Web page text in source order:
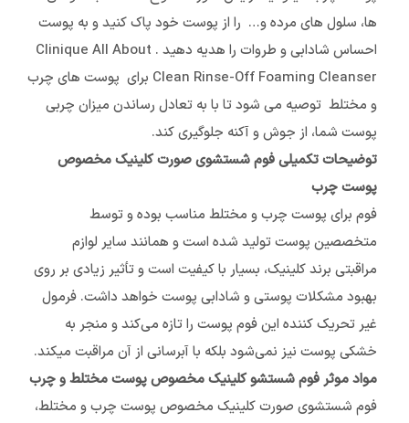
ها، سلول های مرده و… را از پوست خود پاک کنید و به پوست
احساس شادابی و طروات را هدیه دهید . Clinique All About
Clean Rinse-Off Foaming Cleanser براى پوست هاى چرب
و مختلط توصیه مى شود تا با به تعادل رساندن میزان چربی
پوست شما، از جوش و آکنه جلوگیری کند.
توضیحات تکمیلی فوم شستشوی صورت کلینیک مخصوص
پوست چرب
فوم برای پوست چرب و مختلط مناسب بوده و توسط
متخصصین پوست تولید شده است و همانند سایر لوازم
مراقبتی برند کلینیک، بسیار با کیفیت است و تأثیر زیادی بر روی
بهبود مشکلات پوستی و شادابی پوست خواهد داشت. فرمول
غیر تحریک کننده این فوم پوست را تازه می‌کند و منجر به
خشکی پوست نیز نمی‌شود بلکه با آبرسانی از آن مراقبت میکند.
مواد موثر فوم شستشو کلینیک مخصوص پوست مختلط و چرب
فوم شستشوی صورت کلینیک مخصوص پوست چرب و مختلط،